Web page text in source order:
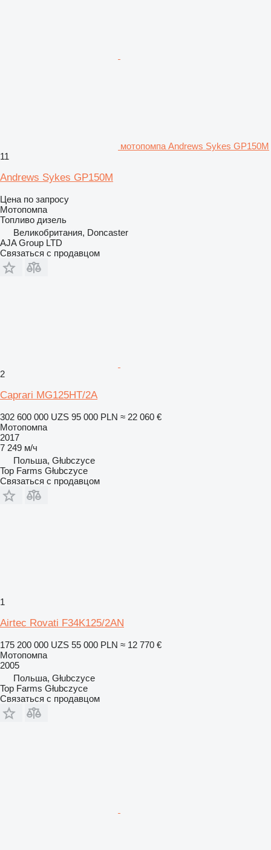
мотопомпа Andrews Sykes GP150M
11
Andrews Sykes GP150M
Цена по запросу
Мотопомпа
Топливо дизель
Великобритания, Doncaster
AJA Group LTD
Связаться с продавцом
2
Caprari MG125HT/2A
302 600 000 UZS 95 000 PLN ≈ 22 060 €
Мотопомпа
2017
7 249 м/ч
Польша, Głubczyce
Top Farms Głubczyce
Связаться с продавцом
1
Airtec Rovati F34K125/2AN
175 200 000 UZS 55 000 PLN ≈ 12 770 €
Мотопомпа
2005
Польша, Głubczyce
Top Farms Głubczyce
Связаться с продавцом